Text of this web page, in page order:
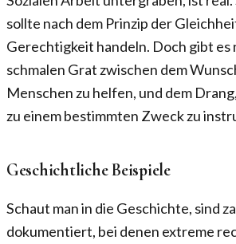
sollte nach dem Prinzip der
Gerechtigkeit handeln. Doch gibt es
schmalen Grat zwischen dem
Menschen zu helfen, und dem
zu einem bestimmten Zweck zu
Geschichtliche Beispiele
Schaut man in die Geschichte, sind
dokumentiert, bei denen extreme